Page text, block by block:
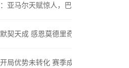
亚马尔天赋惊人，巴西队渴
契天成 感恩莫德里奇言传身
局优势未转化 赛季成长是最